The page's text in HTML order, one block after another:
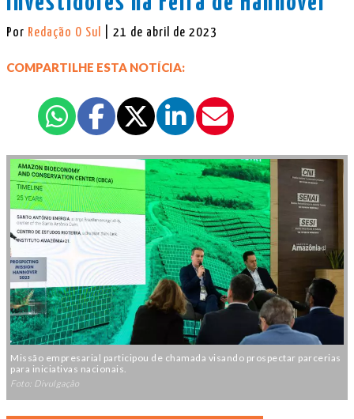
Por Redação O Sul | 21 de abril de 2023
COMPARTILHE ESTA NOTÍCIA:
Missão empresarial participou de chamada visando prospectar parcerias
para iniciativas nacionais.
Foto: Divulgação